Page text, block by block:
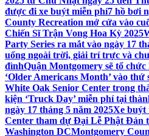
được đi xe buýt miễn phí7 hồ bơi
County Recreation mở cửa vào
Chiến Sĩ Trận Vong Hoa Kỳ 2025
Party Series ra mắt vào ngày 17
uống ngoài trời, giải trí trực và
đìnhQuận Montgomery sẽ tổ
‘Older Americans Month’ vào thứ
White Oak Senior Center trong
kiện ‘Truck Day’ miễn phí tại
ngày 17 tháng 5 năm 2025Xe buýt
Center tham dự Đại Lễ Phật Đản
Washington DCMontgomery